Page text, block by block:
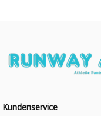
Kundenservice